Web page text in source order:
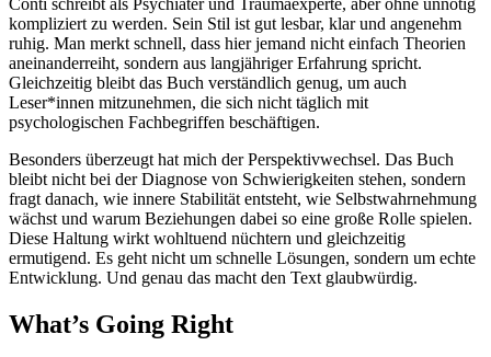
Conti schreibt als Psychiater und Traumaexperte, aber ohne unnötig
kompliziert zu werden. Sein Stil ist gut lesbar, klar und angenehm
ruhig. Man merkt schnell, dass hier jemand nicht einfach Theorien
aneinanderreiht, sondern aus langjähriger Erfahrung spricht.
Gleichzeitig bleibt das Buch verständlich genug, um auch
Leser*innen mitzunehmen, die sich nicht täglich mit
psychologischen Fachbegriffen beschäftigen.
Besonders überzeugt hat mich der Perspektivwechsel. Das Buch
bleibt nicht bei der Diagnose von Schwierigkeiten stehen, sondern
fragt danach, wie innere Stabilität entsteht, wie Selbstwahrnehmung
wächst und warum Beziehungen dabei so eine große Rolle spielen.
Diese Haltung wirkt wohltuend nüchtern und gleichzeitig
ermutigend. Es geht nicht um schnelle Lösungen, sondern um echte
Entwicklung. Und genau das macht den Text glaubwürdig.
What’s Going Right